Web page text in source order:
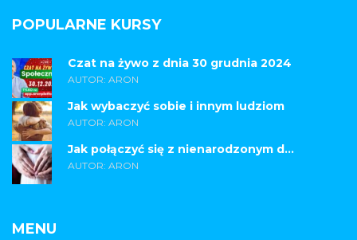
POPULARNE KURSY
Czat na żywo z dnia 30 grudnia 2024
AUTOR: ARON
Jak wybaczyć sobie i innym ludziom
AUTOR: ARON
Jak połączyć się z nienarodzonym d...
AUTOR: ARON
MENU